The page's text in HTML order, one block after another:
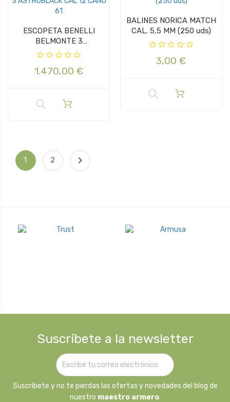
ESCOPETA BENELLI
BELMONTE 3
ASTROBLACK CAL 12...
1.470,00 €
BALINES NORICA MATCH
CAL. 5,5 MM (250 uds)
3,00 €
1 2 
Suscríbete a la newsletter
Suscríbete y no te pierdas las ofertas y novedades del blog de
nuestro maestro armero.